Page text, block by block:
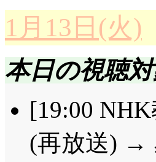
1月13日(火)
本日の視聴
[19:00
(再放送) →